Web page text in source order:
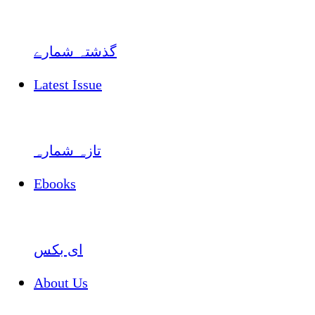
گذشتہ شمارے
Latest Issue
تازہ شمارہ
Ebooks
ای بکس
About Us